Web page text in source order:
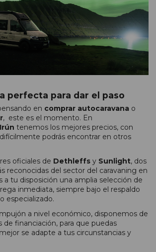
perfecta para dar el paso
en comprar autocaravana o
, este es el momento. En
tenemos los mejores precios, con
podrás encontrar en otros
oficiales de Dethleffs y Sunlight, dos
reconocidas del sector del caravaning en
a tu disposición una amplia selección de
inmediata, siempre bajo el respaldo
especializado.
a nivel económico, disponemos de
de financiación, para que puedas
se adapte a tus circunstancias y